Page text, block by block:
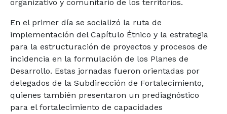
organizativo y comunitario de los territorios.
En el primer día se socializó la ruta de
implementación del Capítulo Étnico y la estrategia
para la estructuración de proyectos y procesos de
incidencia en la formulación de los Planes de
Desarrollo. Estas jornadas fueron orientadas por
delegados de la Subdirección de Fortalecimiento,
quienes también presentaron un prediagnóstico
para el fortalecimiento de capacidades